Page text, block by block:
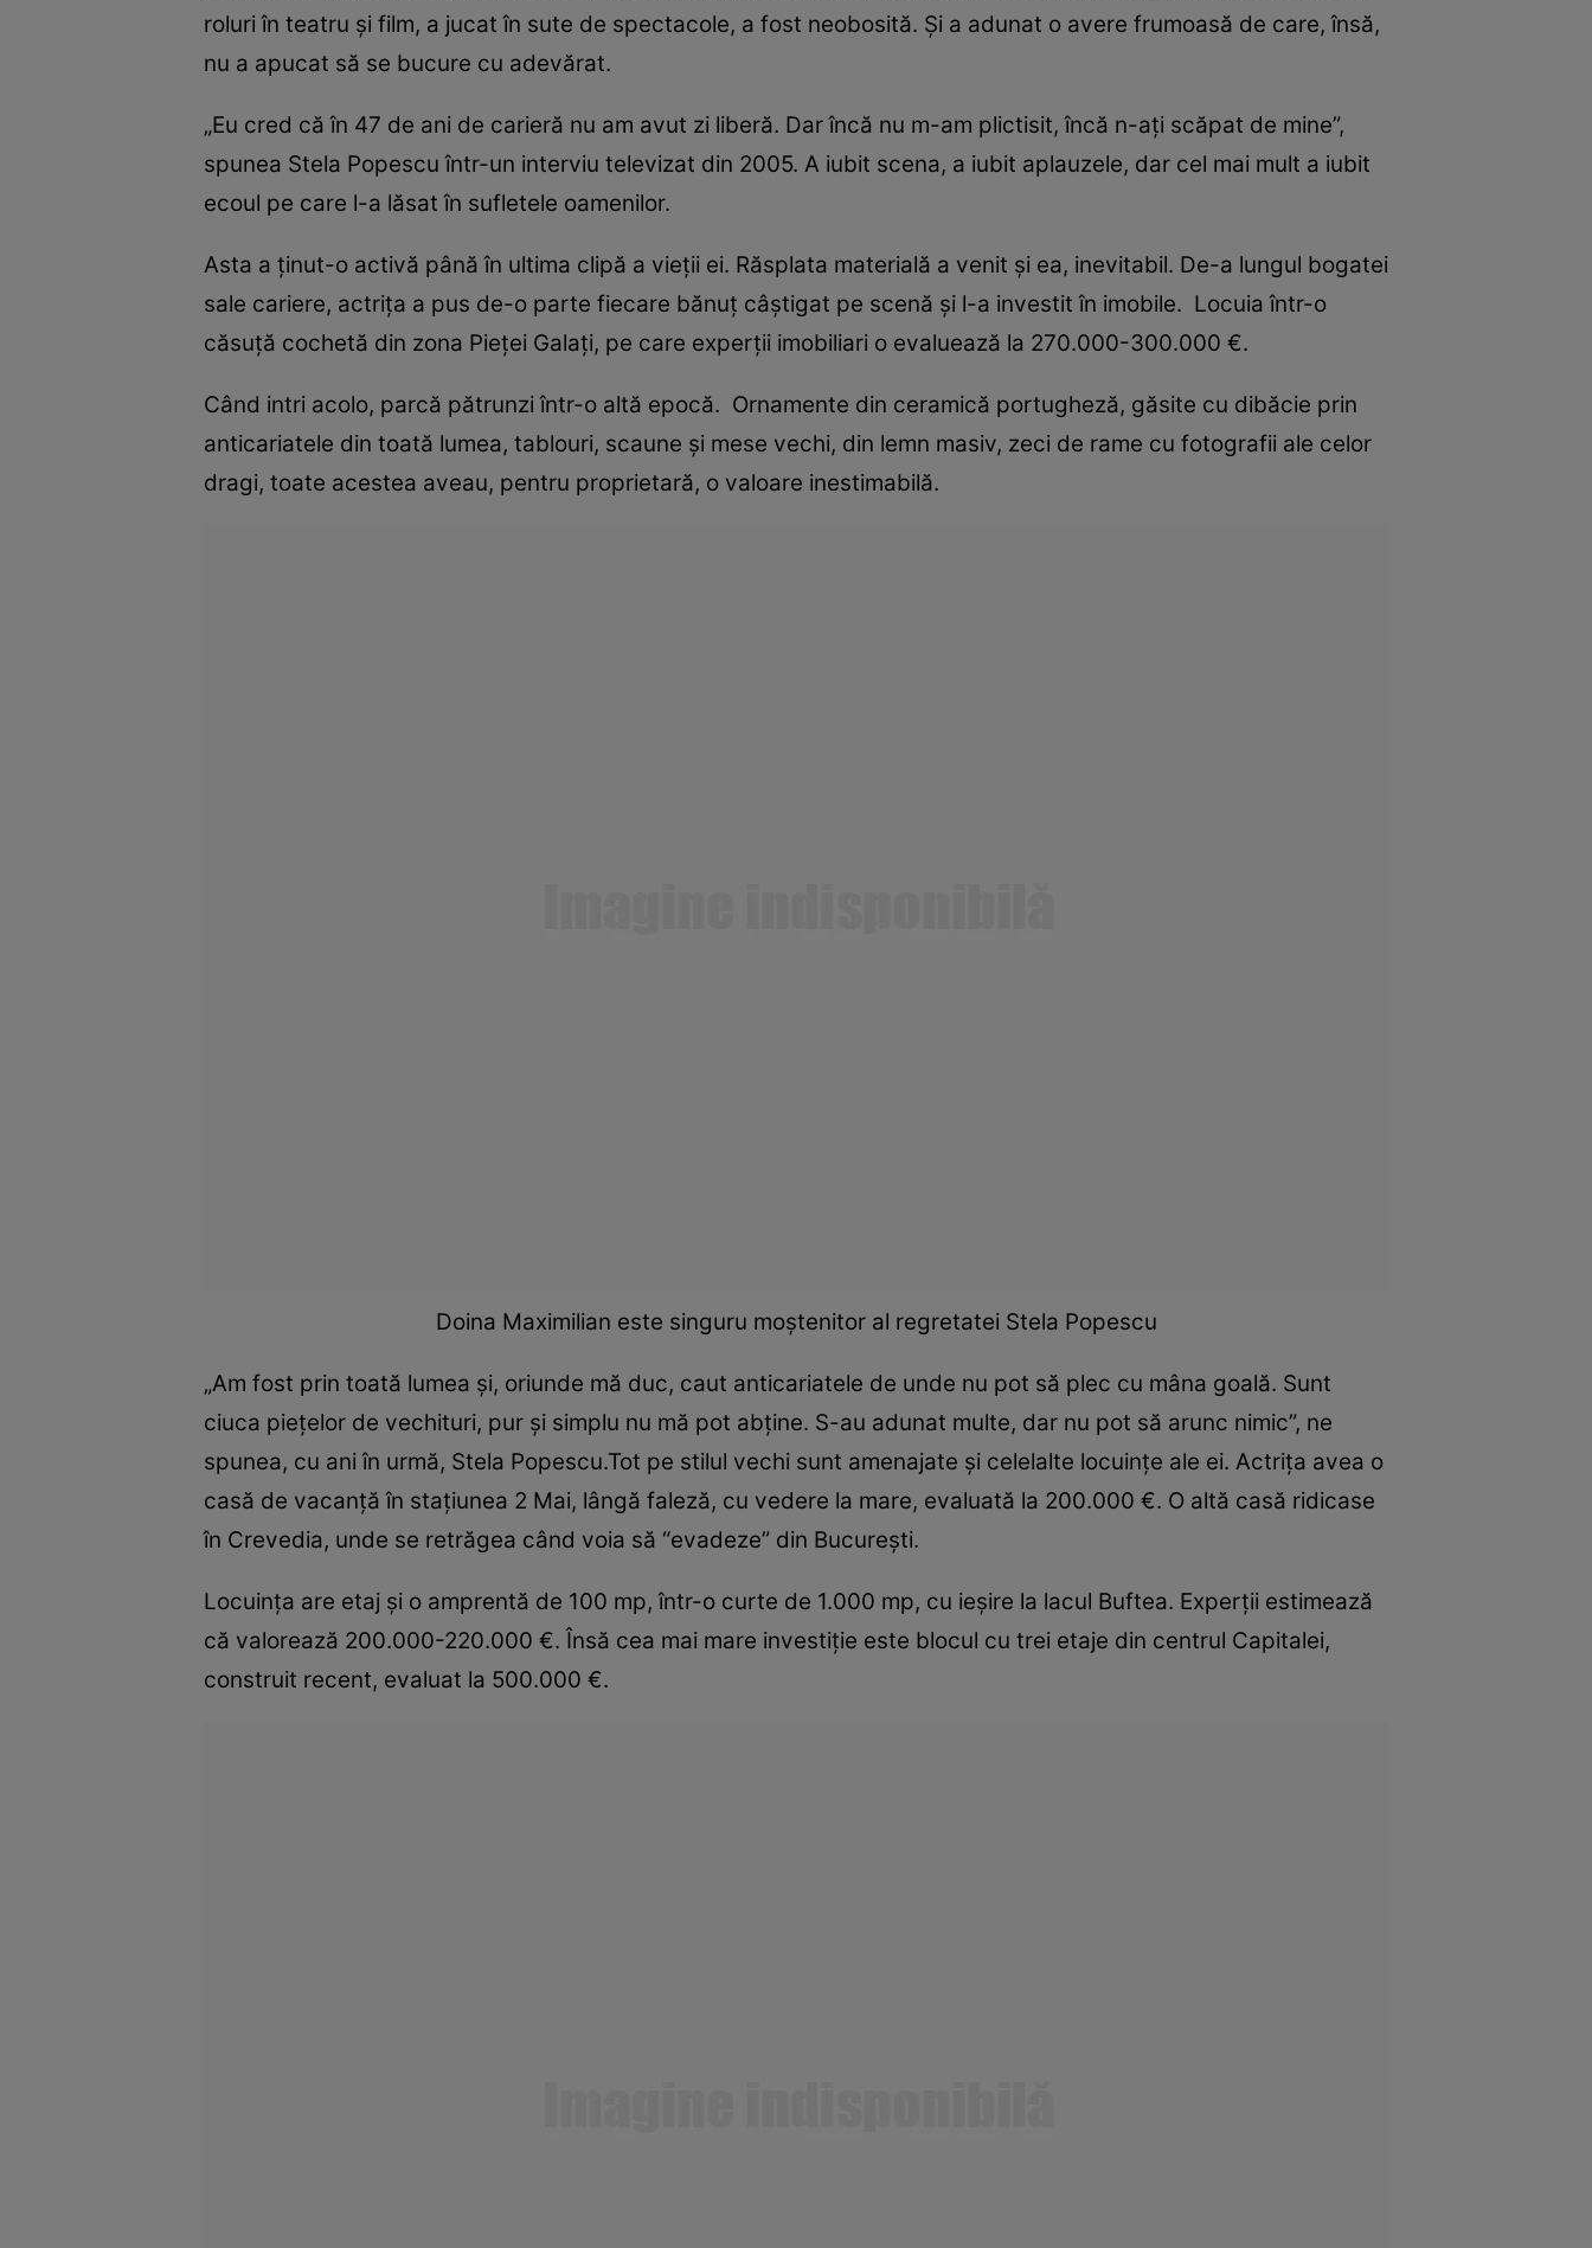
roluri în teatru şi film, a jucat în sute de spectacole, a fost neobosită. Şi a adunat o avere frumoasă de care, însă,
nu a apucat să se bucure cu adevărat.
„Eu cred că în 47 de ani de carieră nu am avut zi liberă. Dar încă nu m-am plictisit, încă n-aţi scăpat de mine”,
spunea Stela Popescu într-un interviu televizat din 2005. A iubit scena, a iubit aplauzele, dar cel mai mult a iubit
ecoul pe care l-a lăsat în sufletele oamenilor.
Asta a ţinut-o activă până în ultima clipă a vieţii ei. Răsplata materială a venit şi ea, inevitabil. De-a lungul bogatei
sale cariere, actriţa a pus de-o parte fiecare bănuţ câştigat pe scenă şi l-a investit în imobile. Locuia într-o
căsuţă cochetă din zona Pieţei Galaţi, pe care experţii imobiliari o evaluează la 270.000-300.000 €.
Când intri acolo, parcă pătrunzi într-o altă epocă. Ornamente din ceramică portugheză, găsite cu dibăcie prin
anticariatele din toată lumea, tablouri, scaune şi mese vechi, din lemn masiv, zeci de rame cu fotografii ale celor
dragi, toate acestea aveau, pentru proprietară, o valoare inestimabilă.
Doina Maximilian este singuru moştenitor al regretatei Stela Popescu
„Am fost prin toată lumea şi, oriunde mă duc, caut anticariatele de unde nu pot să plec cu mâna goală. Sunt
ciuca pieţelor de vechituri, pur şi simplu nu mă pot abţine. S-au adunat multe, dar nu pot să arunc nimic”, ne
spunea, cu ani în urmă, Stela Popescu.Tot pe stilul vechi sunt amenajate şi celelalte locuinţe ale ei. Actriţa avea o
casă de vacanţă în staţiunea 2 Mai, lângă faleză, cu vedere la mare, evaluată la 200.000 €. O altă casă ridicase
în Crevedia, unde se retrăgea când voia să “evadeze” din Bucureşti.
Locuinţa are etaj şi o amprentă de 100 mp, într-o curte de 1.000 mp, cu ieşire la lacul Buftea. Experţii estimează
că valorează 200.000-220.000 €. Însă cea mai mare investiţie este blocul cu trei etaje din centrul Capitalei,
construit recent, evaluat la 500.000 €.